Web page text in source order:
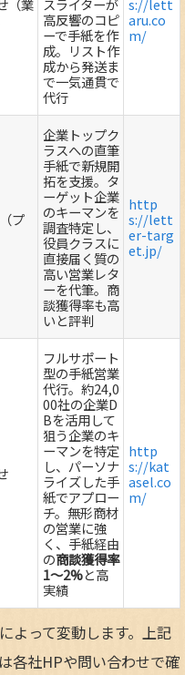
高反響のコピ
ーで手紙を作
成。リスト作
成から発送ま
で一気通貫で
代行
aru.co
m/
プ
企業トップク
ラスへの直筆
手紙で新規開
拓を支援。タ
ーゲット企業
のキーマンを
調査特定し、
役員クラスに
直接届く質の
高い営業レタ
ーを代筆。商
談獲得率も高
いと評判
http
s://lett
er-targ
et.jp/
フルサポート
型の手紙営業
代行。約24,0
00社の企業D
Bを活用して
狙う企業のキ
ーマンを特定
し、パーソナ
ライズした手
紙でアプロー
チ。無形商材
の営業に強
く、手紙経由
の商談獲得率
1～2%と高
実績
http
s://kat
asel.co
m/
よって変動します。上記
各社HPや問い合わせで確